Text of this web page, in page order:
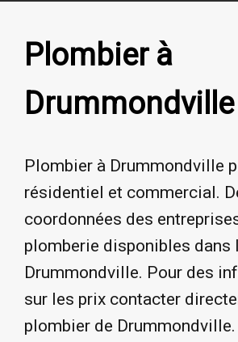
Plombier à
Drummondville
Plombier à Drummondville
résidentiel et commercial.
coordonnées des
plomberie disponibles dans
Drummondville. Pour des
sur les prix contacter
plombier de